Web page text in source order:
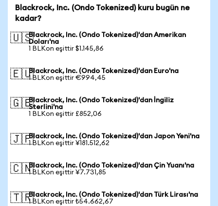
Blackrock, Inc. (Ondo Tokenized) kuru bugün ne
kadar?
🇺🇸Blackrock, Inc. (Ondo Tokenized)'dan Amerikan
Doları'na
1 BLKon eşittir $1.145,86
🇪🇺Blackrock, Inc. (Ondo Tokenized)'dan Euro'na
1 BLKon eşittir €994,45
🇬🇧Blackrock, Inc. (Ondo Tokenized)'dan İngiliz
Sterlini'na
1 BLKon eşittir £852,06
🇯🇵Blackrock, Inc. (Ondo Tokenized)'dan Japon Yeni'na
1 BLKon eşittir ¥181.512,62
🇨🇳Blackrock, Inc. (Ondo Tokenized)'dan Çin Yuanı'na
1 BLKon eşittir ¥7.731,85
🇹🇷Blackrock, Inc. (Ondo Tokenized)'dan Türk Lirası'na
1 BLKon eşittir ₺54.662,67